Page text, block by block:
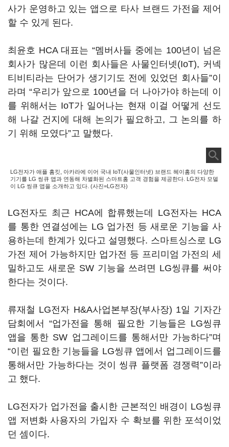
사가 운영하고 있는 앱으로 타사 브랜드 가전을 제어
할 수 있게 된다.
최윤호 HCA 대표는 “멤버사들 중에는 100년이 넘은
회사가 많은데 이런 회사들은 사물인터넷(IoT), 커넥
티비티라는 단어가 생기기도 전에 있었던 회사들”이
라며 “우리가 앞으로 100년을 더 나아가야 하는데 이
를 위해서는 IoT가 일어나는 현재 이걸 어떻게 선도
해 나갈 건지에 대해 논의가 필요하고, 그 논의를 하
기 위해 모였다”고 말했다.
LG전자가 애플 홈킷, 아카라에 이어 국내 IoT(사물인터넷) 브랜드 헤이홈의 다양한
기기를 LG 씽큐 앱과 연동해 차별화된 스마트홈 고객 경험을 제공한다. LG전자 모델
이 LG 씽큐 앱을 소개하고 있다. (사진=LG전자)
LG전자도 최근 HCA에 합류했는데 LG전자는 HCA
를 통한 연결성에는 LG 업가전 등 새로운 기능을 사
용하는데 한계가 있다고 설명했다. 스마트싱스로 LG
가전 제어 가능하지만 업가전 등 프리미엄 가전의 세
밀하고도 새로운 SW 기능을 쓰려면 LG씽큐를 써야
한다는 것이다.
류재철 LG전자 H&A사업본부장(부사장) 1일 기자간
담회에서 “업가전을 통해 필요한 기능들은 LG씽큐
앱을 통한 SW 업그레이드를 통해서만 가능하다”며
“이런 필요한 기능들을 LG씽큐 앱에서 업그레이드를
통해서만 가능하다는 것이 씽큐 플랫폼 경쟁력”이라
고 했다.
LG전자가 업가전을 출시한 근본적인 배경이 LG씽큐
앱 저변화 사용자의 가입자 수 확보를 위한 포석이었
던 셈이다.